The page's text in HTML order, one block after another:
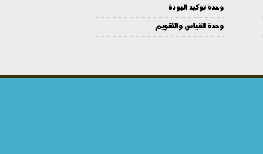
وحدة توكيد الجودة
وحدة القياس والتقويم